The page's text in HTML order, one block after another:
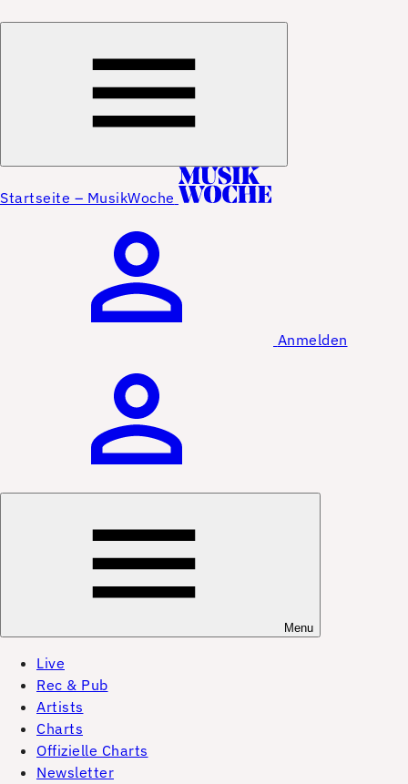
Startseite – MusikWoche
Anmelden
Menu
Live
Rec & Pub
Artists
Charts
Offizielle Charts
Newsletter